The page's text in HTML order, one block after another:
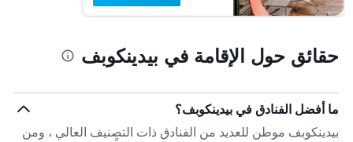
حقائق حول الإقامة في بيدينكوبف
ما أفضل الفنادق في بيدينكوبف؟
بيدينكوبف موطن للعديد من الفنادق ذات التصنيف العالي ، ومن